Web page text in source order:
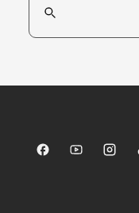
Sparkasse auf
Sparkasse